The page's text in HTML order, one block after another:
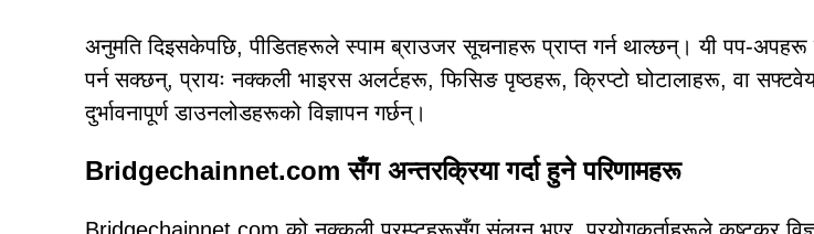
अनुमति दिइसकेपछि, पीडितहरूले स्पाम ब्राउजर सूचनाहरू प्राप्त गर्न थाल्छन्। यी पप-अपहरू
पर्न सक्छन्, प्रायः नक्कली भाइरस अलर्टहरू, फिसिङ पृष्ठहरू, क्रिप्टो घोटालाहरू, वा
दुर्भावनापूर्ण डाउनलोडहरूको विज्ञापन गर्छन्।
Bridgechainnet.com सँग अन्तरक्रिया गर्दा हुने परिणामहरू